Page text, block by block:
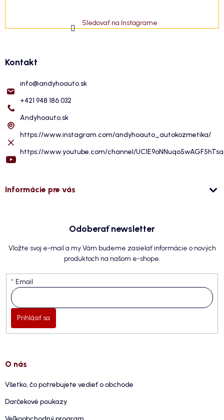
Sledovať na Instagrame
Kontakt
info@andyhoauto.sk
+421 948 186 032
Andyhoauto.sk
https://www.instagram.com/andyhoauto_autokozmetika/
https://www.youtube.com/channel/
Informácie pre vás
Odoberať newsletter
Vložte svoj e-mail a my Vám budeme zasielať informácie o nových
produktoch na našom e-shope.
Email
Prihlásiť sa
O nás
Všetko, čo potrebujete vedieť o obchode
Darčekové poukazy